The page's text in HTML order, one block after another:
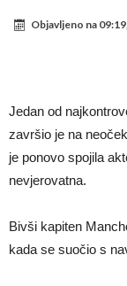
Objavljeno na
Jedan od
završio je na
je ponovo spojila
nevjerovatna.
Bivši kapiten
kada se suočio s